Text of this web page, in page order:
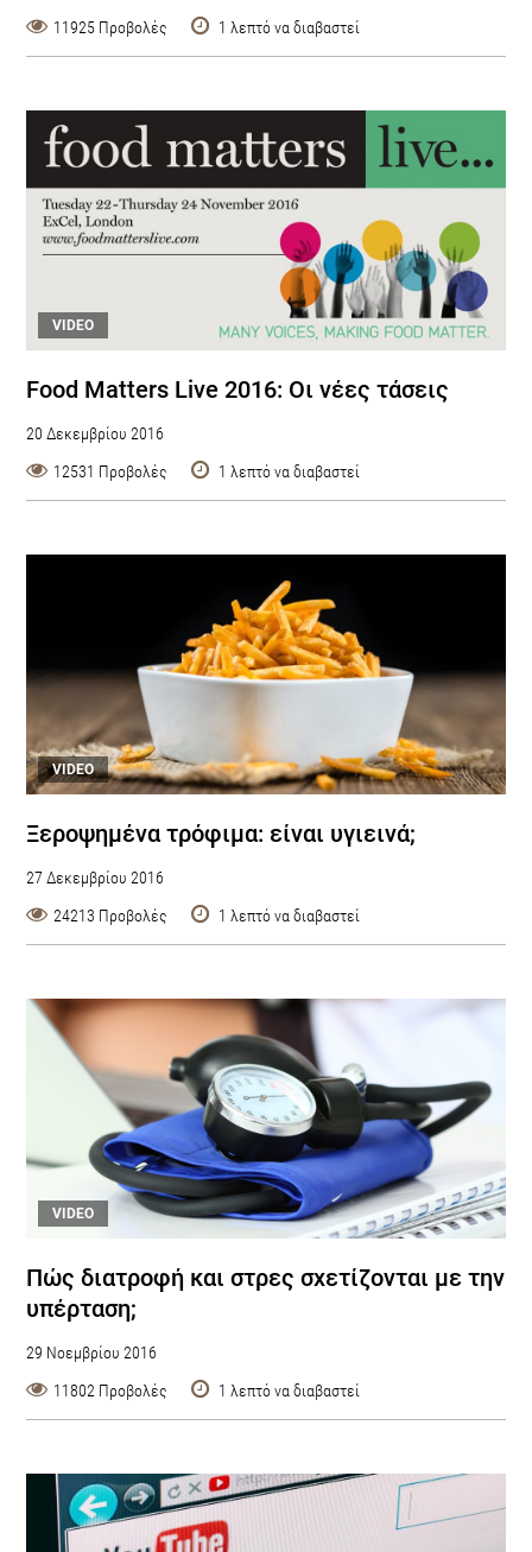
11925 Προβολές
1 λεπτό να διαβαστεί
VIDEO
Food Matters Live 2016: Οι νέες τάσεις
20 Δεκεμβρίου 2016
12531 Προβολές
1 λεπτό να διαβαστεί
VIDEO
Ξεροψημένα τρόφιμα: είναι υγιεινά;
27 Δεκεμβρίου 2016
24213 Προβολές
1 λεπτό να διαβαστεί
VIDEO
Πώς διατροφή και στρες σχετίζονται με την
υπέρταση;
29 Νοεμβρίου 2016
11802 Προβολές
1 λεπτό να διαβαστεί